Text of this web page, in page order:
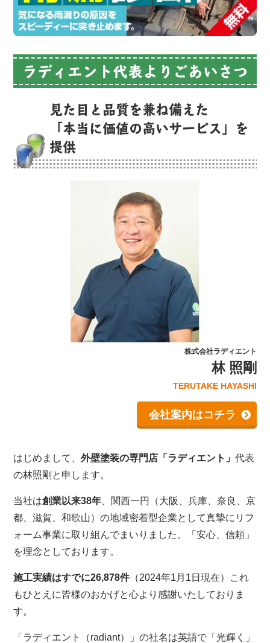
ラディエント代表よりごあいさつ
見た目と品質を兼ね備えた
「本当に価値の高いサービス」を
提供
株式会社ラディエント
林 照剛
TERUTAKE HAYASHI
会社案内はコチラ
はじめまして、外壁塗装の専門店「ラディエント」代表
の林照剛と申します。
当社は創業以来38年 、関西一円（大阪、兵庫、奈良、京
都、滋賀、和歌山）の地域密着型企業として真摯にリフ
ォーム事業に取り組んでまいりました。「安心、信頼」
を理念としております。
施工実績はすでに26,878件（2024年1月1日現在）これ
もひとえに皆様のおかげと心より感謝いたしておりま
す。
「ラディエント（radiant）」の社名は英語で「光輝く」